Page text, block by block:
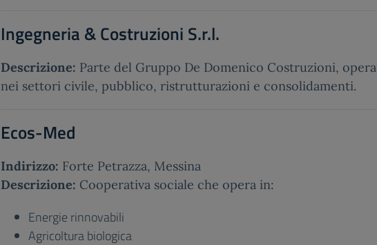
Ingegneria & Costruzioni S.r.l.
Descrizione: Parte del Gruppo De Domenico Costruzioni, opera
nei settori civile, pubblico, ristrutturazioni e consolidamenti.
Ecos-Med
Indirizzo: Forte Petrazza, Messina
Descrizione: Cooperativa sociale che opera in:
Energie rinnovabili
Agricoltura biologica